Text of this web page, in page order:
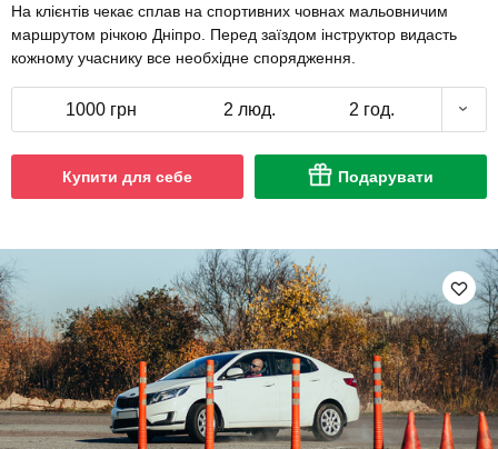
На клієнтів чекає сплав на спортивних човнах мальовничим
маршрутом річкою Дніпро. Перед заїздом інструктор видасть
кожному учаснику все необхідне спорядження.
1000 грн 2 люд. 2 год.
Купити для себе Подарувати